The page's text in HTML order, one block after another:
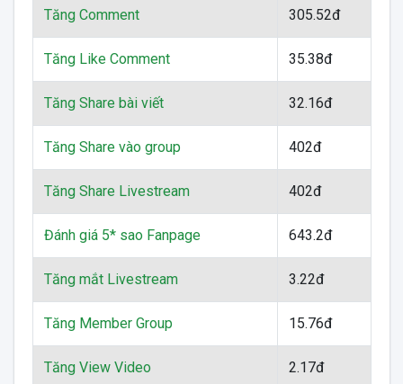
Tăng Comment 305.52đ
Tăng Like Comment 35.38đ
Tăng Share bài viết 32.16đ
Tăng Share vào group 402đ
Tăng Share Livestream 402đ
Đánh giá 5* sao Fanpage 643.2đ
Tăng mắt Livestream 3.22đ
Tăng Member Group 15.76đ
Tăng View Video 2.17đ